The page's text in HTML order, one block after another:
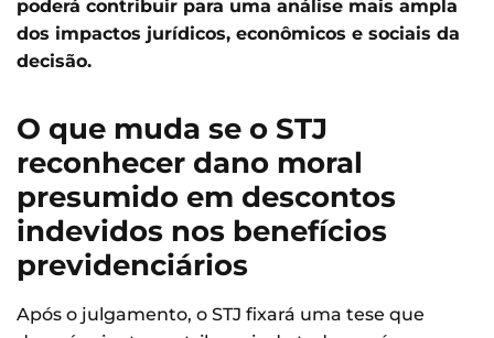
poderá contribuir para uma análise mais ampla
dos impactos jurídicos, econômicos e sociais da
decisão.
O que muda se o STJ
reconhecer dano moral
presumido em descontos
indevidos nos benefícios
previdenciários
Após o julgamento, o STJ fixará uma tese que